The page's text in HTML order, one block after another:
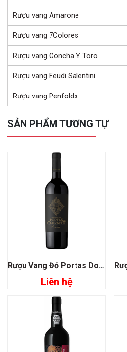
Rượu vang Amarone
Rượu vang 7Colores
Rượu vang Concha Y Toro
Rượu vang Feudi Salentini
Rượu vang Penfolds
SẢN PHẨM TƯƠNG TỰ
Rượu Vang Đỏ Portas Do Oriente Reserva
Liên hệ